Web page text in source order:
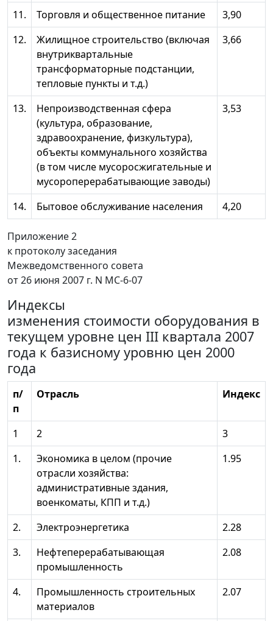
11.
Торговля и общественное питание
3,90
12.
Жилищное строительство (включая
внутриквартальные
трансформаторные подстанции,
тепловые пункты и т.д.)
3,66
13.
Непроизводственная сфера
(культура, образование,
здравоохранение, физкультура),
объекты коммунального хозяйства
(в том числе мусоросжигательные и
мусороперерабатывающие заводы)
3,53
14. Бытовое обслуживание населения 4,20
Приложение 2
к протоколу заседания
Межведомственного совета
от 26 июня 2007 г. N МС-6-07
Индексы
изменения стоимости оборудования в
текущем уровне цен III квартала 2007
года к базисному уровню цен 2000
года
п/
п
Отрасль Индекс
1 2
3
1.
Экономика в целом (прочие
отрасли хозяйства:
административные здания,
военкоматы, КПП и т.д.)
1.95
2. Электроэнергетика
2.28
3.
Нефтеперерабатывающая
промышленность
2.08
4.
Промышленность строительных
материалов
2.07